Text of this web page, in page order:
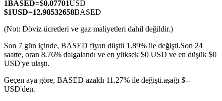
USDC Vadeli İşlemleri
1BASED=$0.07701USD
$1USD=12.98532658BASED
(Not: Döviz ücretleri ve gaz maliyetleri dahil değildir.)
Son 7 gün içinde, BASED fiyatı düştü 1.89% ile değişti.Son 24
saatte, oran 8.76% dalgalandı ve en yüksek $0 USD ve en düşük $0
USD'ye ulaştı.
Geçen aya göre, BASED azaldı 11.27% ile değişti.aşağı $--
USD'den.